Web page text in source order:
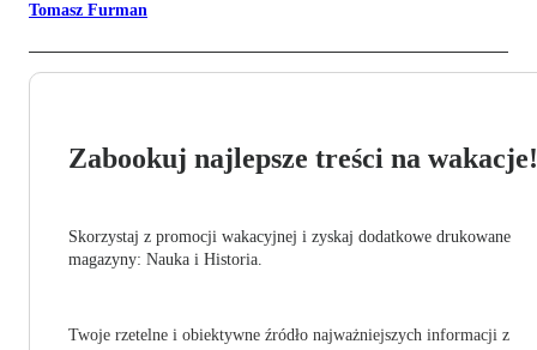
Tomasz Furman
Zabookuj najlepsze treści na wakacje!
Skorzystaj z promocji wakacyjnej i zyskaj dodatkowe drukowane
magazyny: Nauka i Historia.
Twoje rzetelne i obiektywne źródło najważniejszych informacji z